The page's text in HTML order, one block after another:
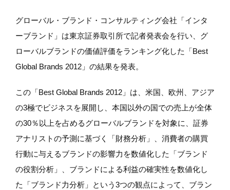
グローバル・ブランド・コンサルティング会社「インタ
ーブランド」は東京証券取引所で記者発表会を行い、グ
ローバルブランドの価値評価をランキング化した「Best
Global Brands 2012」の結果を発表。
この「Best Global Brands 2012」は、米国、欧州、アジア
の3極でビジネスを展開し、本国以外の国での売上が全体
の30％以上を占めるグローバルブランドを対象に、証券
アナリストの予測に基づく「財務分析」、消費者の購買
行動に与えるブランドの影響力を数値化した「ブランド
の役割分析」、ブランドによる利益の確実性を数値化し
た「ブランド力分析」という3つの観点によって、ブラン